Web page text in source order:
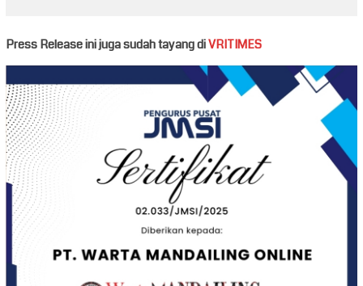
Press Release ini juga sudah tayang diVRITIMES